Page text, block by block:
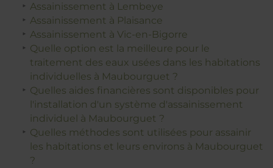
Assainissement à Lembeye
Assainissement à Plaisance
Assainissement à Vic-en-Bigorre
Quelle option est la meilleure pour le
traitement des eaux usées dans les habitations
individuelles à Maubourguet ?
Quelles aides financières sont disponibles pour
l'installation d'un système d'assainissement
individuel à Maubourguet ?
Quelles méthodes sont utilisées pour assainir
les habitations et leurs environs à Maubourguet
?